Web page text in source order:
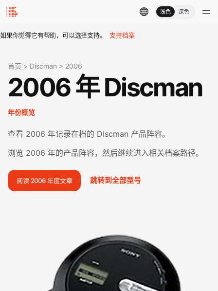
浅色 深色
如果你觉得它有帮助，可以选择支持。 支持档案
首页 > Discman > 2006
2006 年 Discman
年份概览
查看 2006 年记录在档的 Discman 产品阵容。
浏览 2006 年的产品阵容，然后继续进入相关档案路径。
阅读 2006 年度文章 跳转到全部型号